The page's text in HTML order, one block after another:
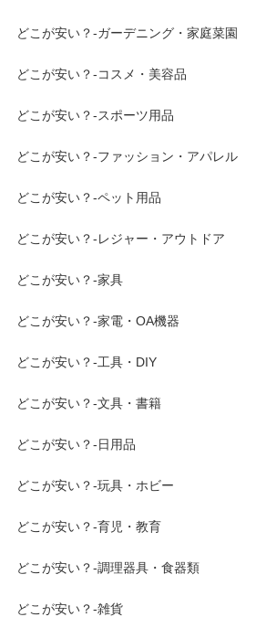
どこが安い？-ガーデニング・家庭菜園
どこが安い？-コスメ・美容品
どこが安い？-スポーツ用品
どこが安い？-ファッション・アパレル
どこが安い？-ペット用品
どこが安い？-レジャー・アウトドア
どこが安い？-家具
どこが安い？-家電・OA機器
どこが安い？-工具・DIY
どこが安い？-文具・書籍
どこが安い？-日用品
どこが安い？-玩具・ホビー
どこが安い？-育児・教育
どこが安い？-調理器具・食器類
どこが安い？-雑貨